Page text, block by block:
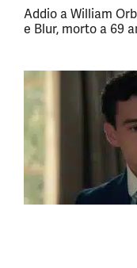
Addio a William
e Blur, morto a 69